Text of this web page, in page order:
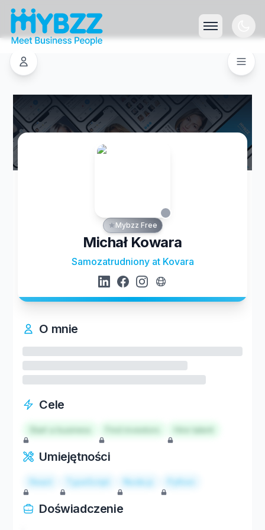
Mybzz Free
Michał Kowara
Samozatrudniony at Kovara
O mnie
Cele
Start a business Hire talent
Umiejętności
React TypeScript Node.js Python
Doświadczenie